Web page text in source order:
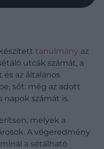
tanulmány az
utcák számát, a
az általános
sőt: még az adott
napok számát is.
melyek a
A végeredmény
a sétálható